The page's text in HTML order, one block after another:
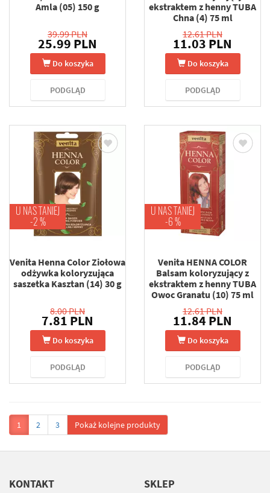
Amla (05) 150 g
39.99 PLN
25.99 PLN
Do koszyka
PODGLĄD
ekstraktem z henny TUBA
Chna (4) 75 ml
12.61 PLN
11.03 PLN
Do koszyka
PODGLĄD
U NAS TANIEJ
-2 %
Venita Henna Color Ziołowa
odżywka koloryzująca
saszetka Kasztan (14) 30 g
8.00 PLN
7.81 PLN
Do koszyka
PODGLĄD
U NAS TANIEJ
-6 %
Venita HENNA COLOR
Balsam koloryzujący z
ekstraktem z henny TUBA
Owoc Granatu (10) 75 ml
12.61 PLN
11.84 PLN
Do koszyka
PODGLĄD
1 2 3 Pokaż kolejne produkty
KONTAKT SKLEP